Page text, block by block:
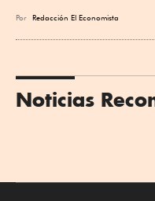
Por Redacción El Economista
Noticias